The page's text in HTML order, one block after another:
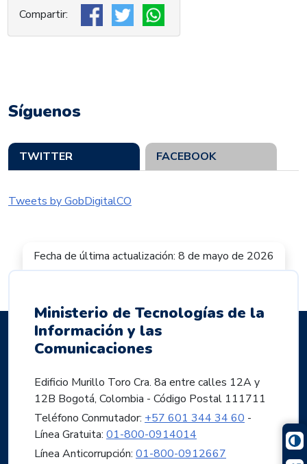
Síguenos
TWITTER FACEBOOK
Tweets by GobDigitalCO
Fecha de última actualización: 8 de mayo de 2026
Ministerio de Tecnologías de la
Información y las
Comunicaciones
Edificio Murillo Toro Cra. 8a entre calles 12A y
12B Bogotá, Colombia - Código Postal 111711
Teléfono Conmutador: +57 601 344 34 60 -
Línea Gratuita: 01-800-0914014
Línea Anticorrupción: 01-800-0912667